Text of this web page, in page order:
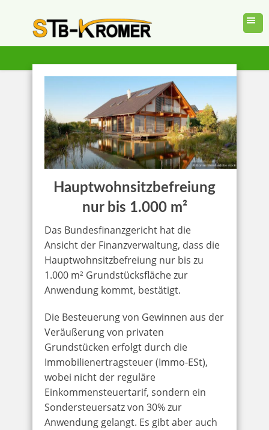
Hauptwohnsitzbefreiung
nur bis 1.000 m²
Das Bundesfinanzgericht hat die
Ansicht der Finanzverwaltung, dass die
Hauptwohnsitzbefreiung nur bis zu
1.000 m² Grundstücksfläche zur
Anwendung kommt, bestätigt.
Die Besteuerung von Gewinnen aus der
Veräußerung von privaten
Grundstücken erfolgt durch die
Immobilienertragsteuer (Immo-ESt),
wobei nicht der reguläre
Einkommensteuertarif, sondern ein
Sondersteuersatz von 30% zur
Anwendung gelangt. Es gibt aber auch